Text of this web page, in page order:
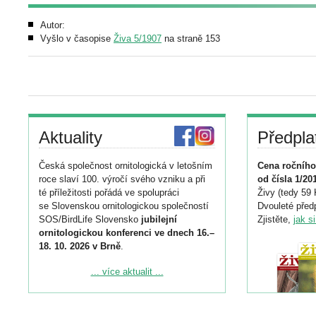
Autor:
Vyšlo v časopise Živa 5/1907 na straně 153
Aktuality
Česká společnost ornitologická v letošním
roce slaví 100. výročí svého vzniku a při
té příležitosti pořádá ve spolupráci
se Slovenskou ornitologickou společností
SOS/BirdLife Slovensko jubilejní
ornitologickou konferenci ve dnech 16.–
18. 10. 2026 v Brně.
Podrobnější informace ke konferenci
... více aktualit ...
Cena
od čísla 1/
Živy (tedy 59
Dvouleté
Zjistěte, jak